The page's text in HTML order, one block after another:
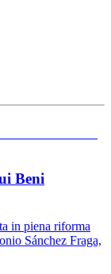
Beni
in piena riforma
Sánchez Fraga,